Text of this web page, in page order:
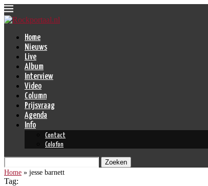
Home
Nieuws
Live
Album
Interview
Video
Column
Prijsvraag
Agenda
Info
Contact
Colofon
Zoeken
Home » jesse barnett
Tag: